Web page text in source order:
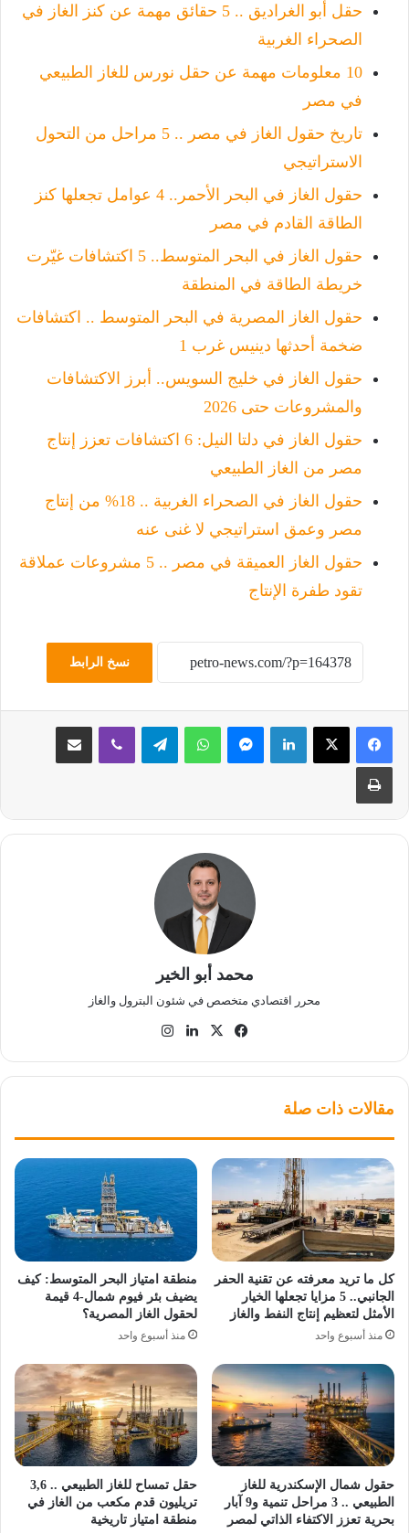
حقل أبو الغراديق .. 5 حقائق مهمة عن كنز الغاز في
الصحراء الغربية
10 معلومات مهمة عن حقل نورس للغاز الطبيعي
في مصر
تاريخ حقول الغاز في مصر .. 5 مراحل من التحول
الاستراتيجي
حقول الغاز في البحر الأحمر.. 4 عوامل تجعلها كنز
الطاقة القادم في مصر
حقول الغاز في البحر المتوسط.. 5 اكتشافات غيّرت
خريطة الطاقة في المنطقة
حقول الغاز المصرية في البحر المتوسط .. اكتشافات
ضخمة أحدثها دينيس غرب 1
حقول الغاز في خليج السويس.. أبرز الاكتشافات
والمشروعات حتى 2026
حقول الغاز في دلتا النيل: 6 اكتشافات تعزز إنتاج
مصر من الغاز الطبيعي
حقول الغاز في الصحراء الغربية .. 18% من إنتاج
مصر وعمق استراتيجي لا غنى عنه
حقول الغاز العميقة في مصر .. 5 مشروعات عملاقة
تقود طفرة الإنتاج
نسخ الرابط
لينكدإن ماسنجر واتساب تيلقرام ڤايبر مشاركة عبر البريد
طباعة
محمد أبو الخير
محرر اقتصادي متخصص في شئون البترول والغاز
فيسبوك
‫X لينكدإن
مقالات ذات صلة
كل ما تريد معرفته عن تقنية الحفر
الجانبي.. 5 مزايا تجعلها الخيار
الأمثل لتعظيم إنتاج النفط والغاز
منذ أسبوع واحد
منطقة امتياز البحر المتوسط: كيف
يضيف بئر فيوم شمال-4 قيمة
لحقول الغاز المصرية؟
منذ أسبوع واحد
حقول شمال الإسكندرية للغاز
الطبيعي .. 3 مراحل تنمية و9 آبار
بحرية تعزز الاكتفاء الذاتي لمصر
حقل تمساح للغاز الطبيعي .. 3,6
تريليون قدم مكعب من الغاز في
منطقة امتياز تاريخية